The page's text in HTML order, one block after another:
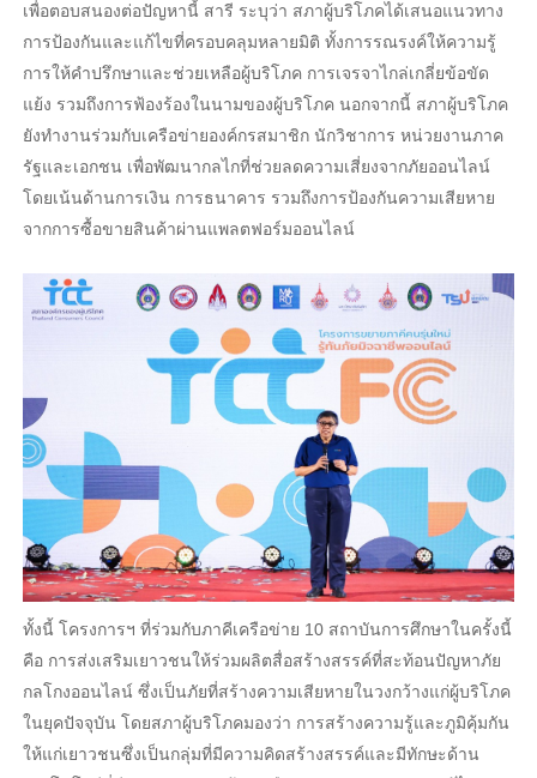
เพื่อตอบสนองต่อปัญหานี้ สารี ระบุว่า สภาผู้บริโภคได้เสนอแนวทาง
การป้องกันและแก้ไขที่ครอบคลุมหลายมิติ ทั้งการรณรงค์ให้ความรู้
การให้คำปรึกษาและช่วยเหลือผู้บริโภค การเจรจาไกล่เกลี่ยข้อขัด
แย้ง รวมถึงการฟ้องร้องในนามของผู้บริโภค นอกจากนี้ สภาผู้บริโภค
ยังทำงานร่วมกับเครือข่ายองค์กรสมาชิก นักวิชาการ หน่วยงานภาค
รัฐและเอกชน เพื่อพัฒนากลไกที่ช่วยลดความเสี่ยงจากภัยออนไลน์
โดยเน้นด้านการเงิน การธนาคาร รวมถึงการป้องกันความเสียหาย
จากการซื้อขายสินค้าผ่านแพลตฟอร์มออนไลน์
ทั้งนี้ โครงการฯ ที่ร่วมกับภาคีเครือข่าย 10 สถาบันการศึกษาในครั้งนี้
คือ การส่งเสริมเยาวชนให้ร่วมผลิตสื่อสร้างสรรค์ที่สะท้อนปัญหาภัย
กลโกงออนไลน์ ซึ่งเป็นภัยที่สร้างความเสียหายในวงกว้างแก่ผู้บริโภค
ในยุคปัจจุบัน โดยสภาผู้บริโภคมองว่า การสร้างความรู้และภูมิคุ้มกัน
ให้แก่เยาวชนซึ่งเป็นกลุ่มที่มีความคิดสร้างสรรค์และมีทักษะด้าน